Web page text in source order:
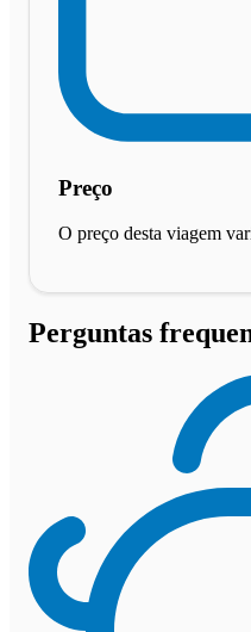
Preço
O preço desta viagem
Perguntas